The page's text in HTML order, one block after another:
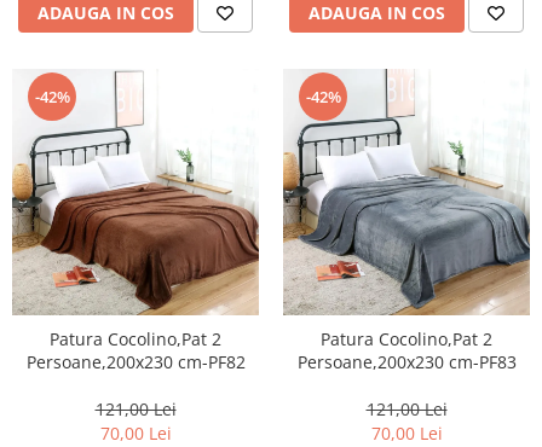
ADAUGA IN COS ADAUGA IN COS
-42%
Patura Cocolino,Pat 2
Persoane,200x230 cm-PF82
121,00 Lei
70,00 Lei
-42%
Patura Cocolino,Pat 2
Persoane,200x230 cm-PF83
121,00 Lei
70,00 Lei